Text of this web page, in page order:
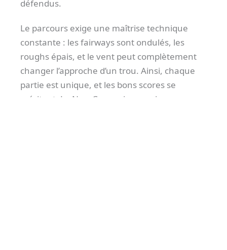
défendus.
Le parcours exige une maîtrise technique
constante : les fairways sont ondulés, les
roughs épais, et le vent peut complètement
changer l’approche d’un trou. Ainsi, chaque
partie est unique, et les bons scores se
méritent. Le New Course impressionne par